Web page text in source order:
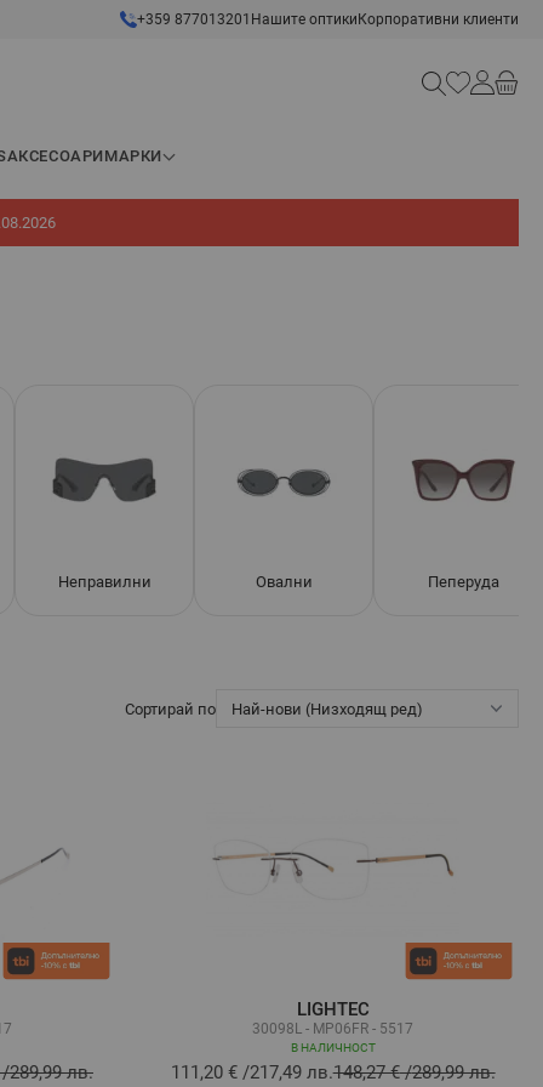
+359 877013201 Нашите оптики Корпоративни клиенти
Търсене
АКСЕСОАРИ МАРКИ
Неправилни Овални Пеперуда
Сортирай по
289,99 лв.
LIGHTEC
30098L - MP06FR - 5517
В НАЛИЧНОСТ
111,20 €/217,49 лв.148,27 €/289,99 лв.